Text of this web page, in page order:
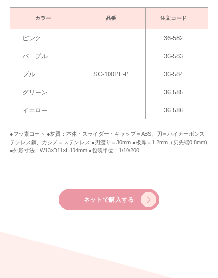
カラー 品番 注文コード
ピンク
SC-100PF-P
36-582
パープル 36-583
ブルー 36-584
グリーン 36-585
イエロー 36-586
●フッ素コート ●材質：本体・スライダー・キャップ＝ABS、刃＝ハイカーボンス
テンレス鋼、カシメ＝ステンレス ●刃渡り＝30mm ●板厚＝1.2mm（刃先端0.8mm)
●外形寸法：W13×D11×H104mm ●包装単位：1/10/200
ネットで購入する